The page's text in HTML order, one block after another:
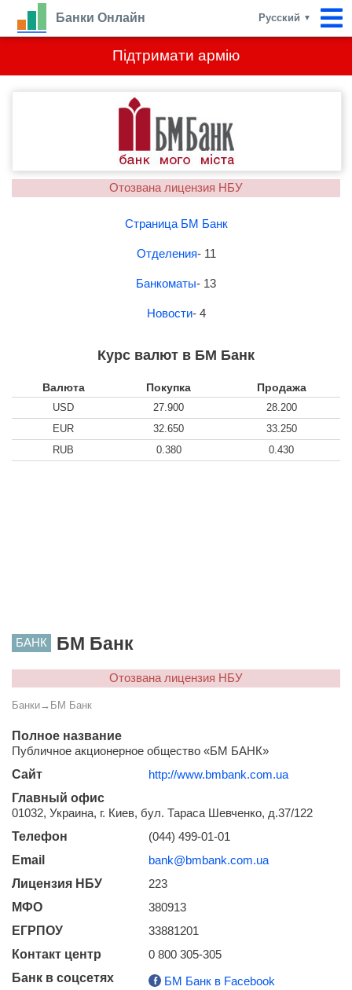
Підтримати армію
Банки Онлайн Русский ▼
Отозвана лицензия НБУ
Страница БМ Банк
Отделения- 11
Банкоматы- 13
Новости- 4
Курс валют в БМ Банк
Валюта Покупка Продажа
USD 27.900
28.200
EUR
32.650
33.250
RUB
0.380 0.430
БАНК БМ Банк
Отозвана лицензия НБУ
Банки→ БМ Банк
Полное название
Публичное акционерное общество «БМ БАНК»
Сайт
http://www.bmbank.com.ua
Главный офис
01032, Украина, г. Киев, бул. Тараса Шевченко, д.37/122
Телефон
(044) 499-01-01
Email
bank@bmbank.com.ua
Лицензия НБУ
223
МФО
380913
ЕГРПОУ
33881201
Контакт центр
0 800 305-305
Банк в соцсетях
БМ Банк в Facebook